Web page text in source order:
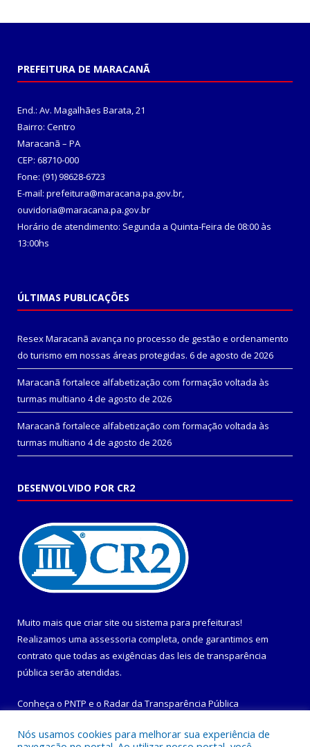
PREFEITURA DE MARACANÃ
End.: Av. Magalhães Barata, 21
Bairro: Centro
Maracanã – PA
CEP: 68710-000
Fone: (91) 98628-6723
E-mail: prefeitura@maracana.pa.gov.br,
ouvidoria@maracana.pa.gov.br
Horário de atendimento: Segunda a Quinta-Feira de 08:00 às
13:00hs
ÚLTIMAS PUBLICAÇÕES
Resex Maracanã avança no processo de gestão e ordenamento
do turismo em nossas áreas protegidas. 6 de agosto de 2026
Maracanã fortalece alfabetização com formação voltada às
turmas multiano 4 de agosto de 2026
Maracanã fortalece alfabetização com formação voltada às
turmas multiano 4 de agosto de 2026
DESENVOLVIDO POR CR2
Muito mais que criar site ou sistema para prefeituras!
Realizamos uma assessoria completa, onde garantimos em
contrato que todas as exigências das leis de transparência
pública serão atendidas.
Conheça o PNTP e o Radar da Transparência Pública
Nós usamos cookies para melhorar sua experiência de